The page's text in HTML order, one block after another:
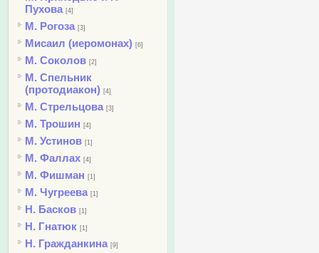
Пухова [4]
М. Рогоза [3]
Мисаил (иеромонах) [6]
М. Соколов [2]
М. Спельник
(протодиакон) [4]
М. Стрельцова [3]
М. Трошин [4]
М. Устинов [1]
М. Фаллах [4]
М. Фишман [1]
М. Чугреева [1]
Н. Басков [1]
Н. Гнатюк [1]
Н. Гражданкина [9]